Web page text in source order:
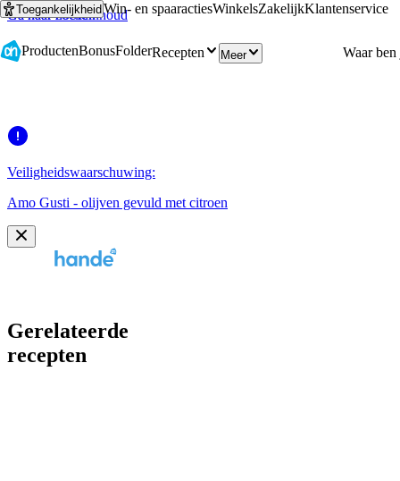
Ga naar hoofdinhoud
Ga naar zoeken
ToegankelijkheidWin- en spaaractiesWinkelsZakelijkKlantenservice
ProductenBonusFolderRecepten Meer
Veiligheidswaarschuwing:
Amo Gusti - olijven gevuld met citroen
Gerelateerde
recepten